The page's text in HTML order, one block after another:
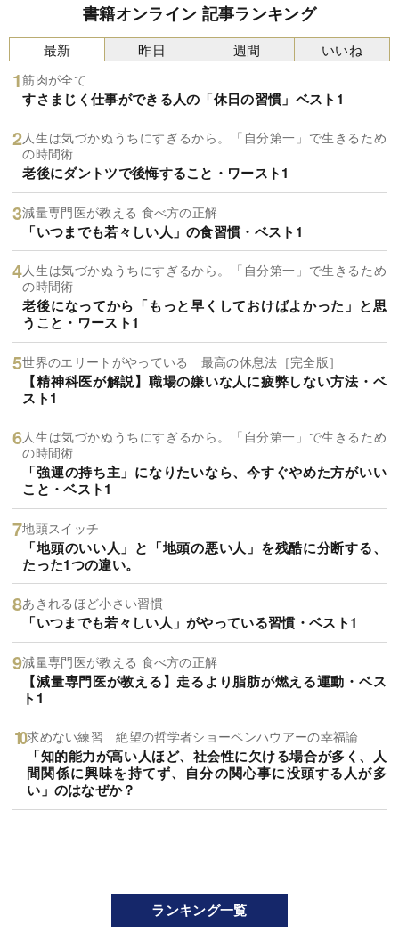
書籍オンライン 記事ランキング
最新
筋肉が全て
すさまじく仕事ができる人の「休日の習慣」ベスト1
人生は気づかぬうちにすぎるから。「自分第一」で生きるため
の時間術
老後にダントツで後悔すること・ワースト1
減量専門医が教える 食べ方の正解
「いつまでも若々しい人」の食習慣・ベスト1
人生は気づかぬうちにすぎるから。「自分第一」で生きるため
の時間術
老後になってから「もっと早くしておけばよかった」と思
うこと・ワースト1
世界のエリートがやっている 最高の休息法［完全版］
【精神科医が解説】職場の嫌いな人に疲弊しない方法・ベ
スト1
人生は気づかぬうちにすぎるから。「自分第一」で生きるため
の時間術
「強運の持ち主」になりたいなら、今すぐやめた方がいい
こと・ベスト1
地頭スイッチ
「地頭のいい人」と「地頭の悪い人」を残酷に分断する、
たった1つの違い。
あきれるほど小さい習慣
「いつまでも若々しい人」がやっている習慣・ベスト1
減量専門医が教える 食べ方の正解
【減量専門医が教える】走るより脂肪が燃える運動・ベス
ト1
求めない練習 絶望の哲学者ショーペンハウアーの幸福論
「知的能力が高い人ほど、社会性に欠ける場合が多く、人
間関係に興味を持てず、自分の関心事に没頭する人が多
い」のはなぜか？
昨日 週間 いいね
ランキング一覧